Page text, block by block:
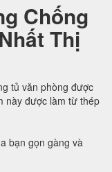
Chống
Thị
tủ văn phòng được
này được làm từ thép
bạn gọn gàng và